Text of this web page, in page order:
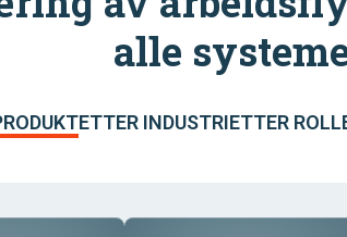
alle
ETTER INDUSTRIETTER